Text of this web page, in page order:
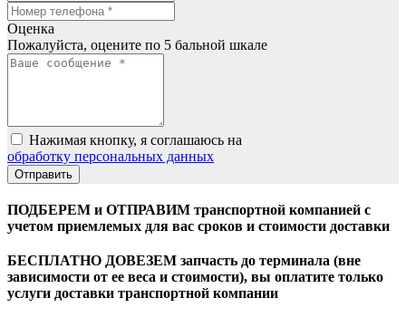
Оценка
Пожалуйста, оцените по 5 бальной шкале
Нажимая кнопку, я соглашаюсь на
обработку персональных данных
ПОДБЕРЕМ и ОТПРАВИМ транспортной компанией с
учетом приемлемых для вас сроков и стоимости доставки
БЕСПЛАТНО ДОВЕЗЕМ запчасть до терминала (вне
зависимости от ее веса и стоимости), вы оплатите только
услуги доставки транспортной компании